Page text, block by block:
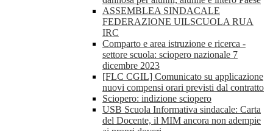
ASSEMBLEA SINDACALE
FEDERAZIONE UILSCUOLA RUA
IRC
Comparto e area istruzione e ricerca -
settore scuola: sciopero nazionale 7
dicembre 2023
[FLC CGIL] Comunicato su applicazione
nuovi compensi orari previsti dal contratto
Sciopero: indizione sciopero
USB Scuola Informativa sindacale: Carta
del Docente, il MIM ancora non adempie